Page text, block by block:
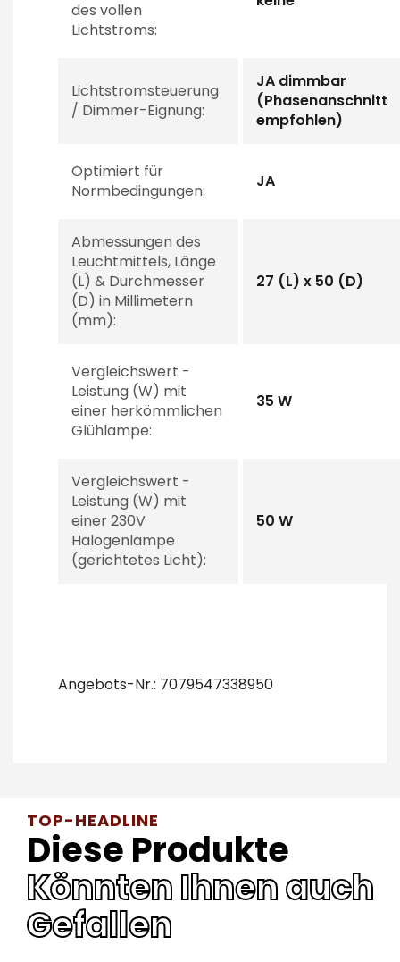
des vollen
Lichtstroms:
Lichtstromsteuerung
/ Dimmer-Eignung:
JA dimmbar
(Phasenanschnitt
empfohlen)
Optimiert für
Normbedingungen:
JA
Abmessungen des
Leuchtmittels, Länge
(L) & Durchmesser
(D) in Millimetern
(mm):
27 (L) x 50 (D)
Vergleichswert -
Leistung (W) mit
einer herkömmlichen
Glühlampe:
35 W
Vergleichswert -
Leistung (W) mit
einer 230V
Halogenlampe
(gerichtetes Licht):
50 W
Angebots-Nr.: 7079547338950
TOP-HEADLINE
Diese Produkte
Könnten Ihnen auch
Gefallen